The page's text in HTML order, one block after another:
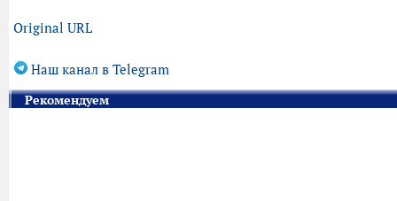
Original URL
Наш канал в Telegram
Рекомендуем